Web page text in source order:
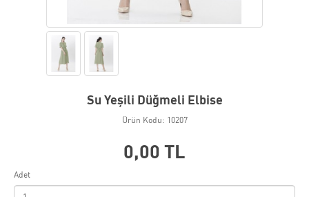
Su Yeşili Düğmeli Elbise
Ürün Kodu: 10207
0,00 TL
Adet